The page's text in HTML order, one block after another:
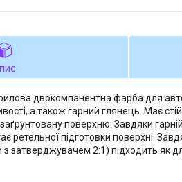
двокомпанентна фарба для
а також гарний глянець. Має
поверхню. Завдяки
ретельної підготовки поверхні.
затверджувачем 2:1) підходить як